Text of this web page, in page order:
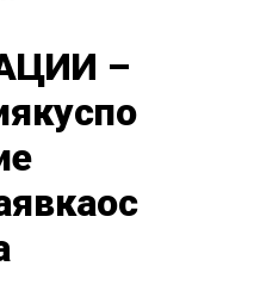
–